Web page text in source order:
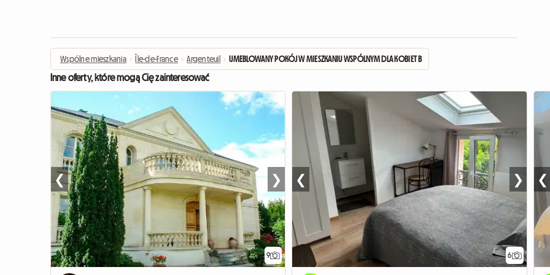
Wspólne mieszkania › Île-de-France › Argenteuil › UMEBLOWANY POKÓJ W MIESZKANIU WSPÓLNYM DLA KOBIET BLISKO DWORCA
Inne oferty, które mogą Cię zainteresować
9
❮ ❯
6
❮ ❯ ❮